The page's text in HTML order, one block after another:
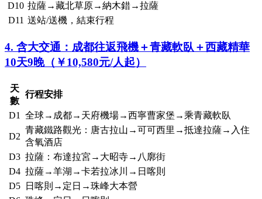
D10 拉薩→藏北草原→納木錯→拉薩
D11 送站/送機，結束行程
4. 含大交通：成都往返飛機＋青藏軟臥＋西藏精華
10天9晚（￥10,580元/人起）
天
數
行程安排
D1 全球→成都→天府機場→西寧曹家堡→乘青藏軟臥
D2
青藏鐵路觀光：唐古拉山→可可西里→抵達拉薩→入住
含氧酒店
D3 拉薩：布達拉宮→大昭寺→八廓街
D4 拉薩→羊湖→卡若拉冰川→日喀則
D5
日喀則→定日→珠峰大本營